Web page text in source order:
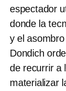
espectador
donde la
y el
Dondich
de recurrir a
materializar